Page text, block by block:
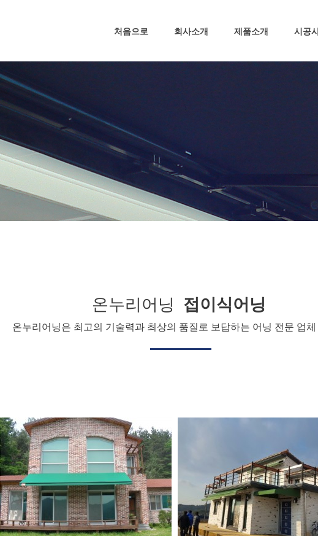
처음으로 회사소개 제품소개 시공
온누리어닝 접이식어닝
온누리어닝은 최고의 기술력과 최상의 품질로 보답하는 어닝 전문 업체